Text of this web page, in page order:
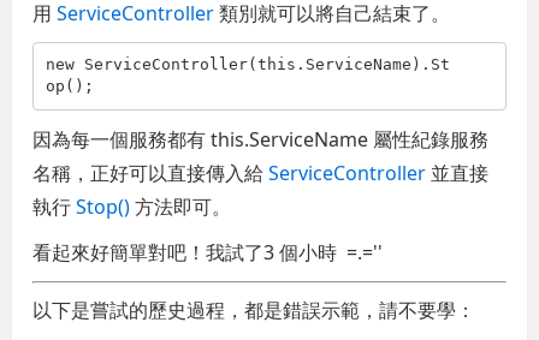
用ServiceController類別就可以將自己結束了。
new ServiceController( this .ServiceName).St
op();
因為每一個服務都有 this.ServiceName 屬性紀錄服務
名稱，正好可以直接傳入給ServiceController 並直接
執行Stop()方法即可。
看起來好簡單對吧！我試了3 個小時 =.=''
以下是嘗試的歷史過程，都是錯誤示範，請不要學：